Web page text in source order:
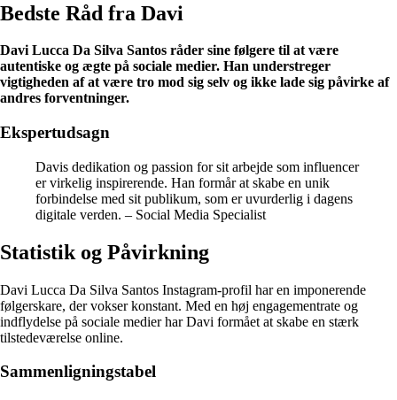
Bedste Råd fra Davi
Davi Lucca Da Silva Santos råder sine følgere til at være
autentiske og ægte på sociale medier. Han understreger
vigtigheden af at være tro mod sig selv og ikke lade sig påvirke af
andres forventninger.
Ekspertudsagn
Davis dedikation og passion for sit arbejde som influencer
er virkelig inspirerende. Han formår at skabe en unik
forbindelse med sit publikum, som er uvurderlig i dagens
digitale verden. – Social Media Specialist
Statistik og Påvirkning
Davi Lucca Da Silva Santos Instagram-profil har en imponerende
følgerskare, der vokser konstant. Med en høj engagementrate og
indflydelse på sociale medier har Davi formået at skabe en stærk
tilstedeværelse online.
Sammenligningstabel